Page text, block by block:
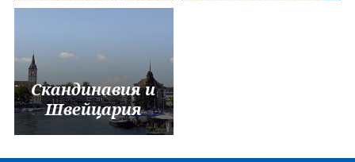
Скандинавия и
Швейцария